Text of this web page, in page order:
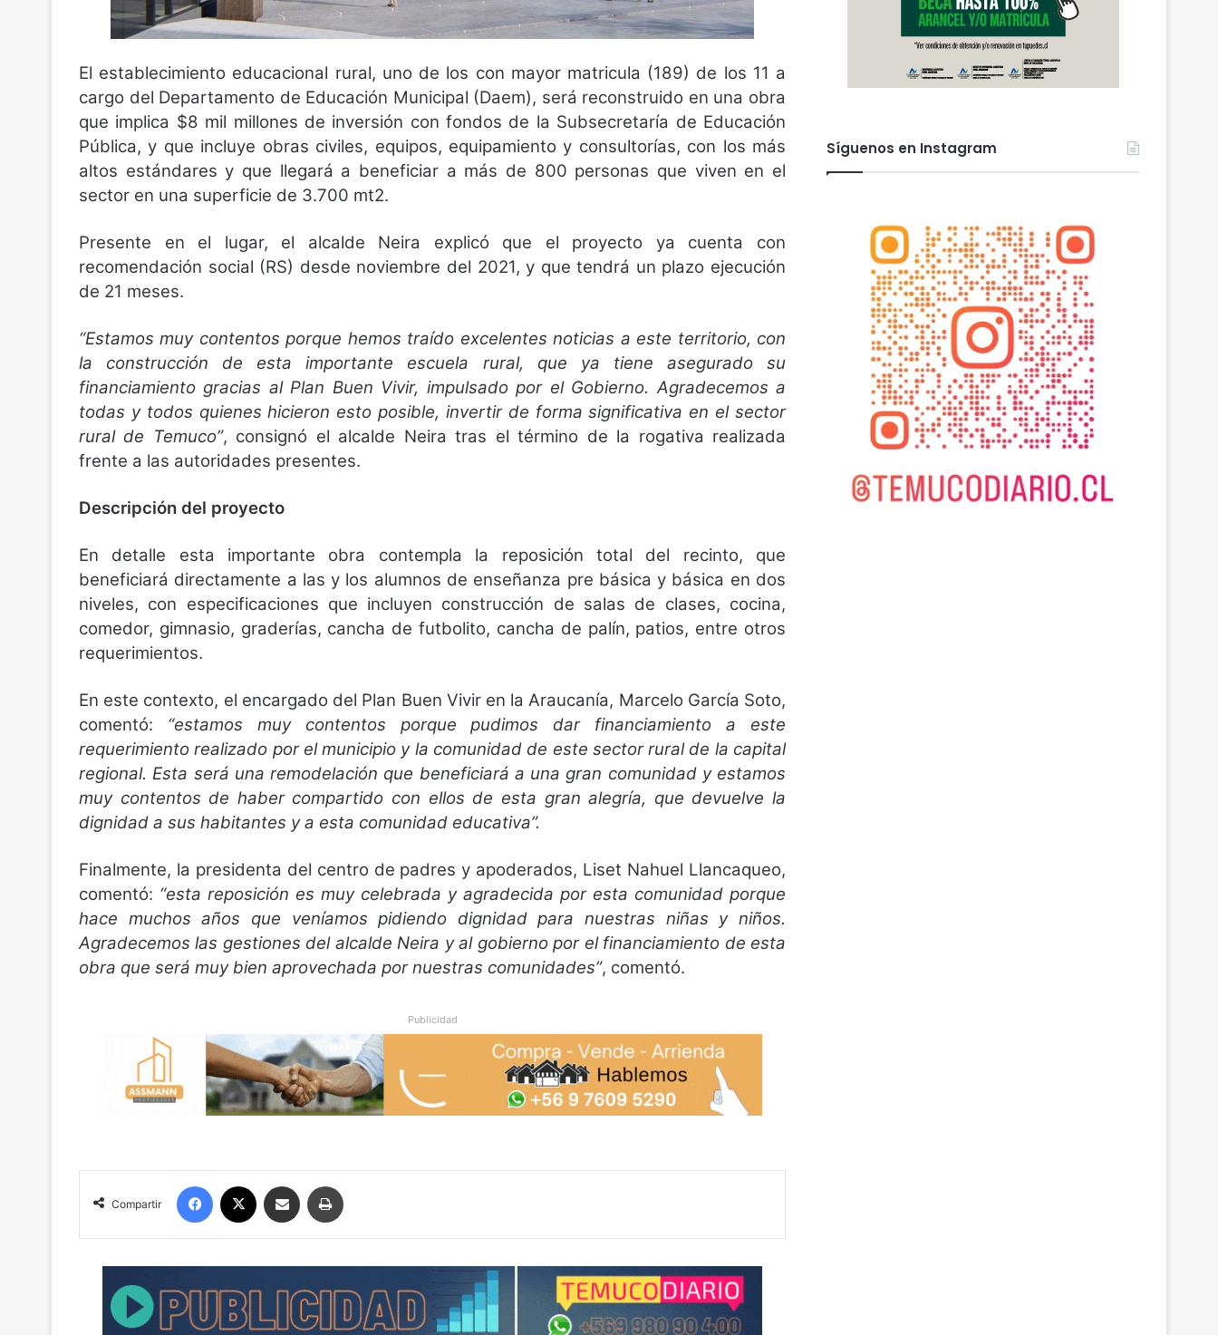
El establecimiento educacional rural, uno de los con mayor matricula (189) de los 11 a
cargo del Departamento de Educación Municipal (Daem), será reconstruido en una obra
que implica $8 mil millones de inversión con fondos de la Subsecretaría de Educación
Pública, y que incluye obras civiles, equipos, equipamiento y consultorías, con los más
altos estándares y que llegará a beneficiar a más de 800 personas que viven en el
sector en una superficie de 3.700 mt2.
Presente en el lugar, el alcalde Neira explicó que el proyecto ya cuenta con
recomendación social (RS) desde noviembre del 2021, y que tendrá un plazo ejecución
de 21 meses.
“Estamos muy contentos porque hemos traído excelentes noticias a este territorio, con
la construcción de esta importante escuela rural, que ya tiene asegurado su
financiamiento gracias al Plan Buen Vivir, impulsado por el Gobierno. Agradecemos a
todas y todos quienes hicieron esto posible, invertir de forma significativa en el sector
rural de Temuco”, consignó el alcalde Neira tras el término de la rogativa realizada
frente a las autoridades presentes.
Descripción del proyecto
En detalle esta importante obra contempla la reposición total del recinto, que
beneficiará directamente a las y los alumnos de enseñanza pre básica y básica en dos
niveles, con especificaciones que incluyen construcción de salas de clases, cocina,
comedor, gimnasio, graderías, cancha de futbolito, cancha de palín, patios, entre otros
requerimientos.
En este contexto, el encargado del Plan Buen Vivir en la Araucanía, Marcelo García Soto,
comentó: “estamos muy contentos porque pudimos dar financiamiento a este
requerimiento realizado por el municipio y la comunidad de este sector rural de la capital
regional. Esta será una remodelación que beneficiará a una gran comunidad y estamos
muy contentos de haber compartido con ellos de esta gran alegría, que devuelve la
dignidad a sus habitantes y a esta comunidad educativa”.
Finalmente, la presidenta del centro de padres y apoderados, Liset Nahuel Llancaqueo,
comentó: “esta reposición es muy celebrada y agradecida por esta comunidad porque
hace muchos años que veníamos pidiendo dignidad para nuestras niñas y niños.
Agradecemos las gestiones del alcalde Neira y al gobierno por el financiamiento de esta
obra que será muy bien aprovechada por nuestras comunidades”, comentó.
Publicidad
Compartir
Síguenos en Instagram